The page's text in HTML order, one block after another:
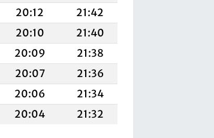
20:12
21:42
20:10
21:40
20:09
21:38
20:07
21:36
20:06
21:34
20:04 21:32